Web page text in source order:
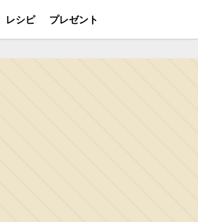
レシピ プレゼント